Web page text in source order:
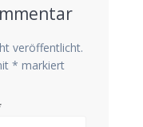
veröffentlicht.
* markiert